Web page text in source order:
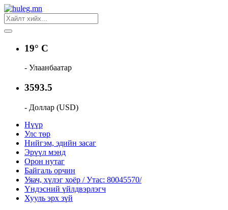
19° C
- Улаанбаатар
3593.5
- Доллар (USD)
Нүүр
Улс төр
Нийгэм, эдийн засаг
Эрүүл мэнд
Орон нутаг
Байгаль орчин
Уяач, хүлэг хоёр / Утас: 80045570/
Үндэсний үйлдвэрлэгч
Хууль эрх зүй